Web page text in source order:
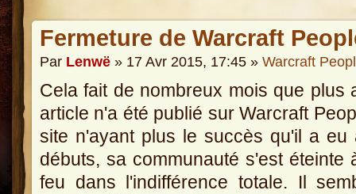
Fermeture de Warcraft
Par Lenwë » 17 Avr 2015, 17:45 » Warcraft
Cela fait de nombreux mois que plus
article n'a été publié sur Warcraft
site n'ayant plus le succès qu'il a eu
débuts, sa communauté s'est éteinte
feu dans l'indifférence totale. Il